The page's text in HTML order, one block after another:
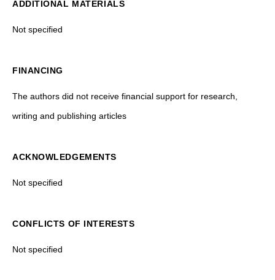
ADDITIONAL MATERIALS
Not specified
FINANCING
The authors did not receive financial support for research,
writing and publishing articles
ACKNOWLEDGEMENTS
Not specified
CONFLICTS OF INTERESTS
Not specified